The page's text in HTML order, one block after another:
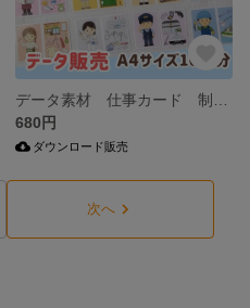
680円
ダウンロード販売
次へ